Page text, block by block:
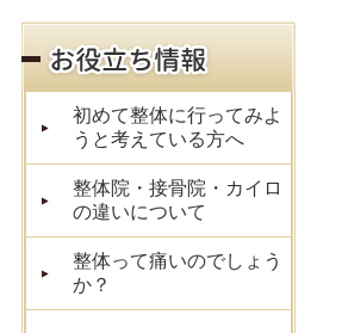
初めて整体に行ってみよ
うと考えている方へ
整体院・接骨院・カイロ
の違いについて
整体って痛いのでしょう
か？